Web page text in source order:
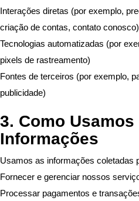
Interações diretas (por exemplo,
criação de contas, contato conosco)
Tecnologias automatizadas (por
pixels de rastreamento)
Fontes de terceiros (por exemplo,
publicidade)
3. Como Usamos
Informações
Usamos as informações coletadas
Fornecer e gerenciar nossos
Processar pagamentos e